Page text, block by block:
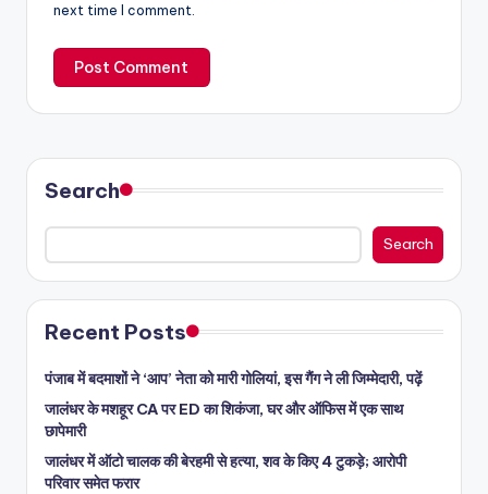
next time I comment.
Search
Search
Recent Posts
पंजाब में बदमाशों ने ‘आप’ नेता को मारी गोलियां, इस गैंग ने ली जिम्मेदारी, पढ़ें
जालंधर के मशहूर CA पर ED का शिकंजा, घर और ऑफिस में एक साथ
छापेमारी
जालंधर में ऑटो चालक की बेरहमी से हत्या, शव के किए 4 टुकड़े; आरोपी
परिवार समेत फरार